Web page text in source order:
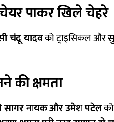
पाकर खिले चेहरे
चंदू यादवको ट्राइसिकल और
की क्षमता
सागर नायक और उमेश पटेलको